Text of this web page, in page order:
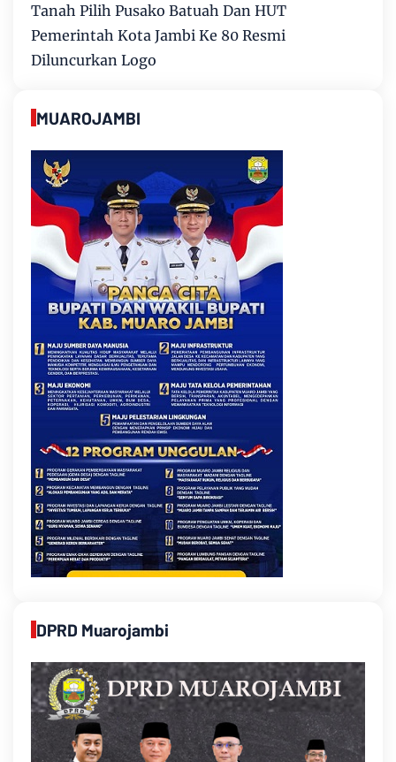
Tanah Pilih Pusako Batuah Dan HUT
Pemerintah Kota Jambi Ke 80 Resmi
Diluncurkan Logo
MUAROJAMBI
DPRD Muarojambi